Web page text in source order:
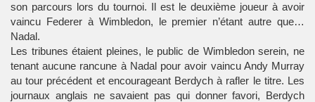
son parcours lors du tournoi. Il est le deuxième joueur à avoir
vaincu Federer à Wimbledon, le premier n’étant autre que…
Nadal.
Les tribunes étaient pleines, le public de Wimbledon serein, ne
tenant aucune rancune à Nadal pour avoir vaincu Andy Murray
au tour précédent et encourageant Berdych à rafler le titre. Les
journaux anglais ne savaient pas qui donner favori, Berdych